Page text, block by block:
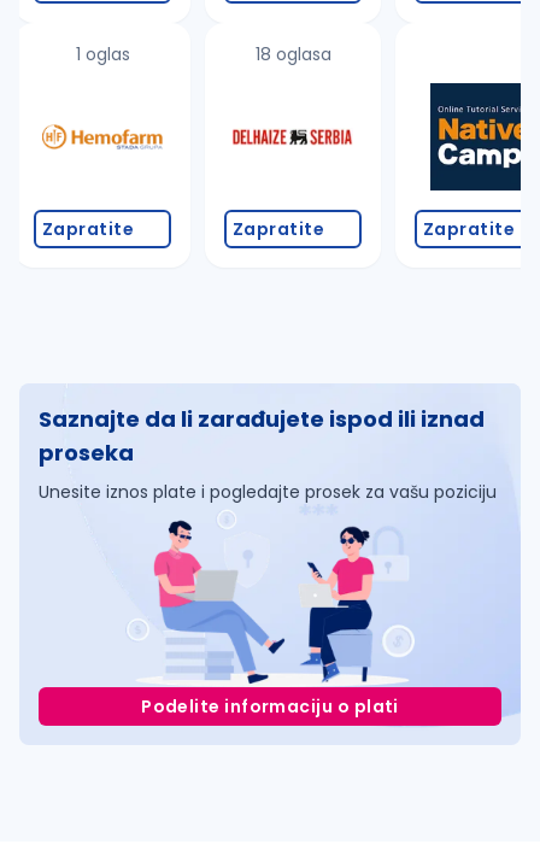
1 oglas
Zapratite
18 oglasa
Zapratite Zapratite
Saznajte da li zarađujete ispod ili iznad
proseka
Unesite iznos plate i pogledajte prosek za vašu poziciju
Podelite informaciju o plati